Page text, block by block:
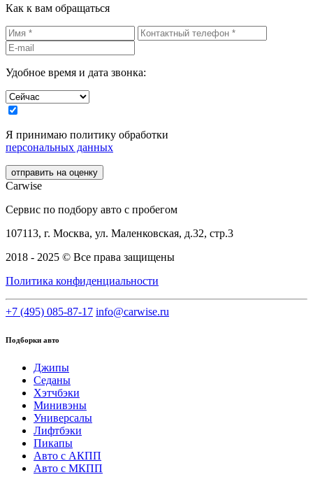
Как к вам обращаться
Удобное время и дата звонка:
Я принимаю политику обработки
персональных данных
отправить на оценку
Carwise
Сервис по подбору авто с пробегом
107113, г. Москва, ул. Маленковская, д.32, стр.3
2018 - 2025 © Все права защищены
Политика конфиденциальности
+7 (495) 085-87-17 info@carwise.ru
Подборки авто
Джипы
Седаны
Хэтчбэки
Минивэны
Универсалы
Лифтбэки
Пикапы
Авто с АКПП
Авто с МКПП